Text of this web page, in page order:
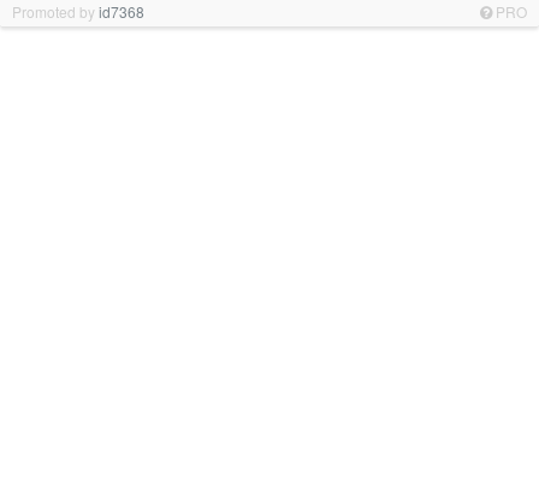
Promoted byid7368 PRO